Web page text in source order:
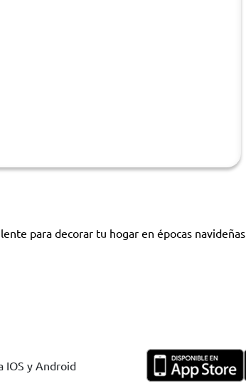
para decorar tu hogar en épocas navideñas
IOS y Android